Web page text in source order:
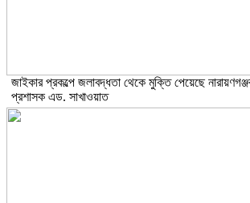
জাইকার প্রকল্পে জলাবদ্ধতা থেকে মুক্তি পেয়েছে
প্রশাসক এড. সাখাওয়াত